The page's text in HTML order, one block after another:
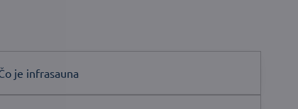
je infrasauna